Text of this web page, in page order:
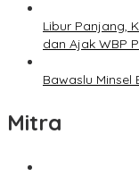
Libur Panjang,
dan Ajak WBP
Bawaslu Minsel
Mitra